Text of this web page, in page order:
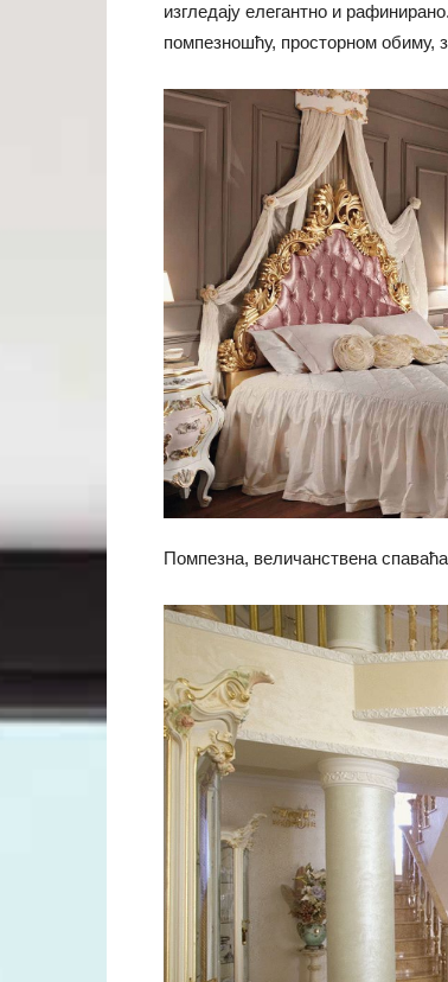
изгледају елегантно и
помпезношћу, просторном обиму,
Помпезна, величанствена